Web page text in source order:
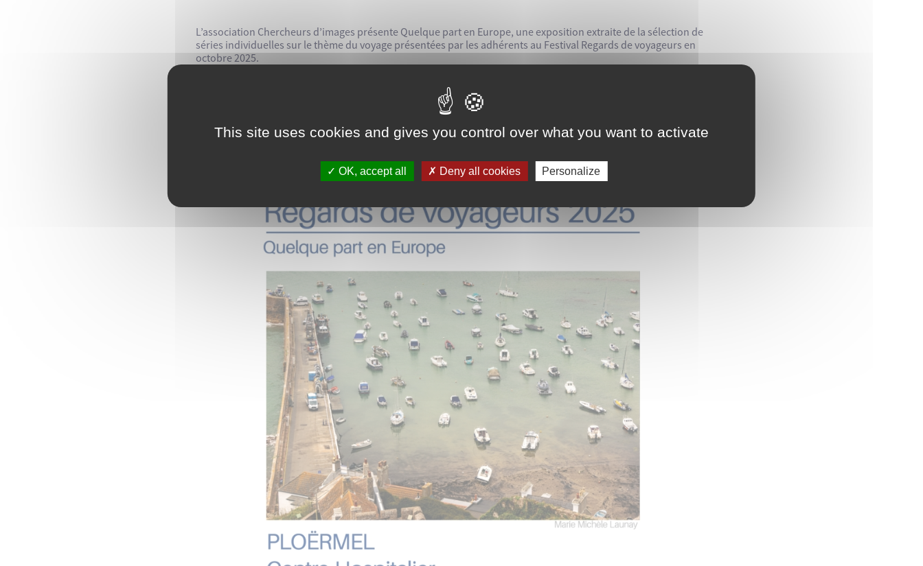
L’association Chercheurs d’images présente Quelque part en Europe, une exposition extraite de la sélection de
séries individuelles sur le thème du voyage présentées par les adhérents au Festival Regards de voyageurs en
octobre 2025.
This site uses cookies and gives you control over what you want to activate
OK, accept all Deny all cookies Personalize